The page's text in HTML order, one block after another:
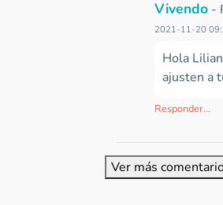
Vivendo-
2021-11-20
Hola
ajusten a
Responder...
Ver más